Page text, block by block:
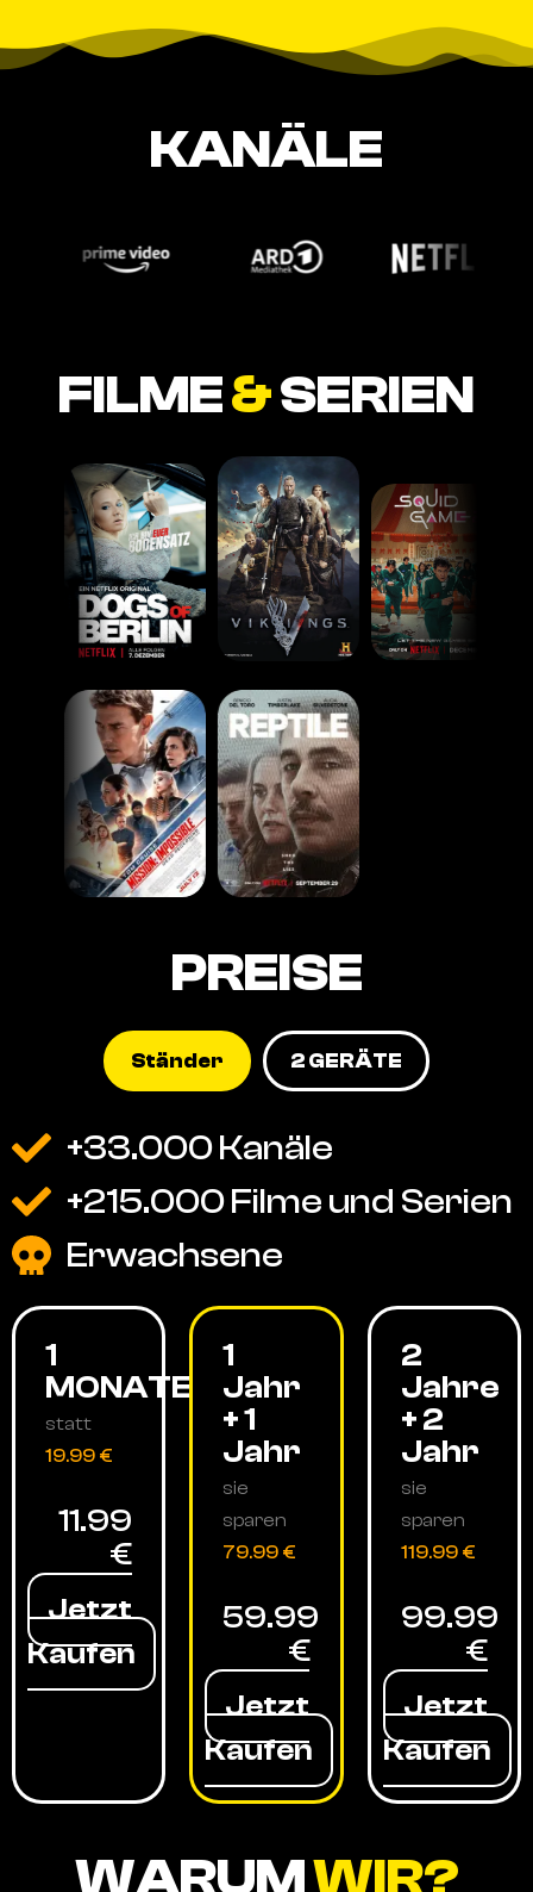
KANÄLE
FILME&SERIEN
PREISE
Ständer 2 GERÄTE
+33.000 Kanäle
+215.000 Filme und Serien
Erwachsene
1
MONATE
statt
19.99 €
11.99
€
Jetzt
Kaufen
1
Jahr
+ 1
Jahr
sie
sparen
79.99 €
59.99
€
Jetzt
Kaufen
2
Jahre
+ 2
Jahr
sie
sparen
119.99 €
99.99
€
Jetzt
Kaufen
WARUMWIR?